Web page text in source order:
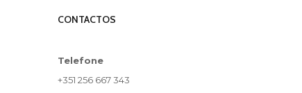
CONTACTOS
Telefone
+351 256 667 343